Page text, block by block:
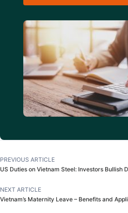
PREVIOUS ARTICLE
US Duties on Vietnam Steel: Investors Bullish
NEXT ARTICLE
Vietnam’s Maternity Leave – Benefits and